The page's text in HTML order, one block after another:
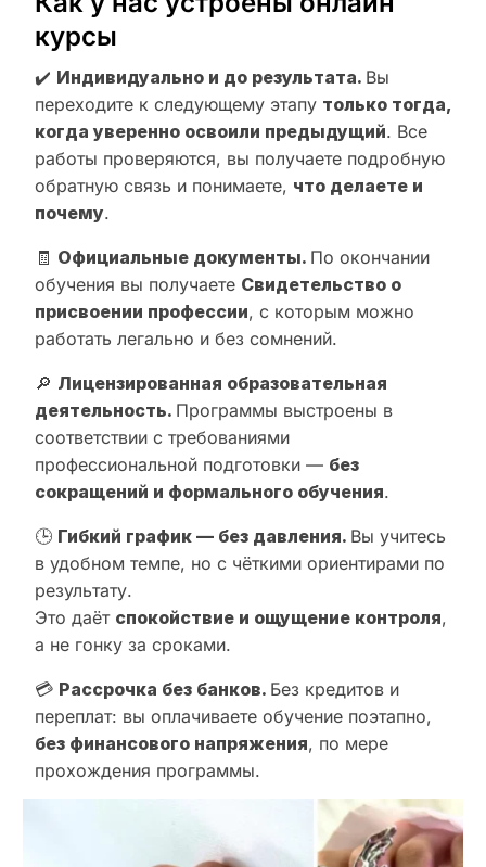
курсы
✔️ Индивидуально и до результата. Вы
переходите к следующему этапу только тогда,
когда уверенно освоили предыдущий. Все
работы проверяются, вы получаете подробную
обратную связь и понимаете, что делаете и
почему.
🧾 Официальные документы. По окончании
обучения вы получаете Свидетельство о
присвоении профессии, с которым можно
работать легально и без сомнений.
🔎 Лицензированная образовательная
деятельность. Программы выстроены в
соответствии с требованиями
профессиональной подготовки — без
сокращений и формального обучения.
🕒 Гибкий график — без давления. Вы учитесь
в удобном темпе, но с чёткими ориентирами по
результату.
Это даёт спокойствие и ощущение контроля,
а не гонку за сроками.
💳 Рассрочка без банков. Без кредитов и
переплат: вы оплачиваете обучение поэтапно,
без финансового напряжения, по мере
прохождения программы.